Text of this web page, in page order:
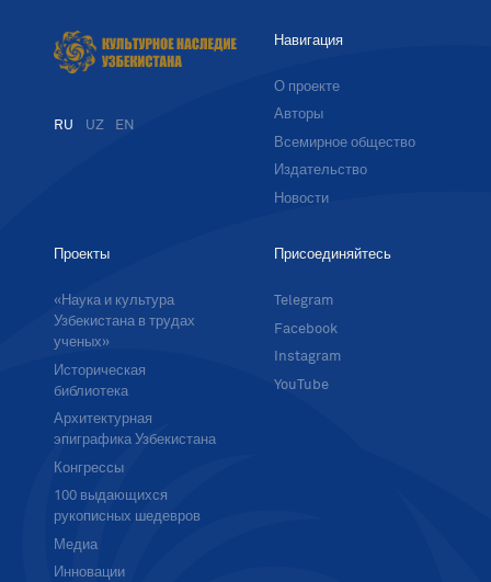
RU UZ EN
Навигация
О проекте
Авторы
Всемирное общество
Издательство
Новости
Проекты
«Наука и культура
Узбекистана в трудах
ученых»
Историческая
библиотека
Архитектурная
эпиграфика Узбекистана
Конгрессы
100 выдающихся
рукописных шедевров
Медиа
Инновации
Присоединяйтесь
Telegram
Facebook
Instagram
YouTube